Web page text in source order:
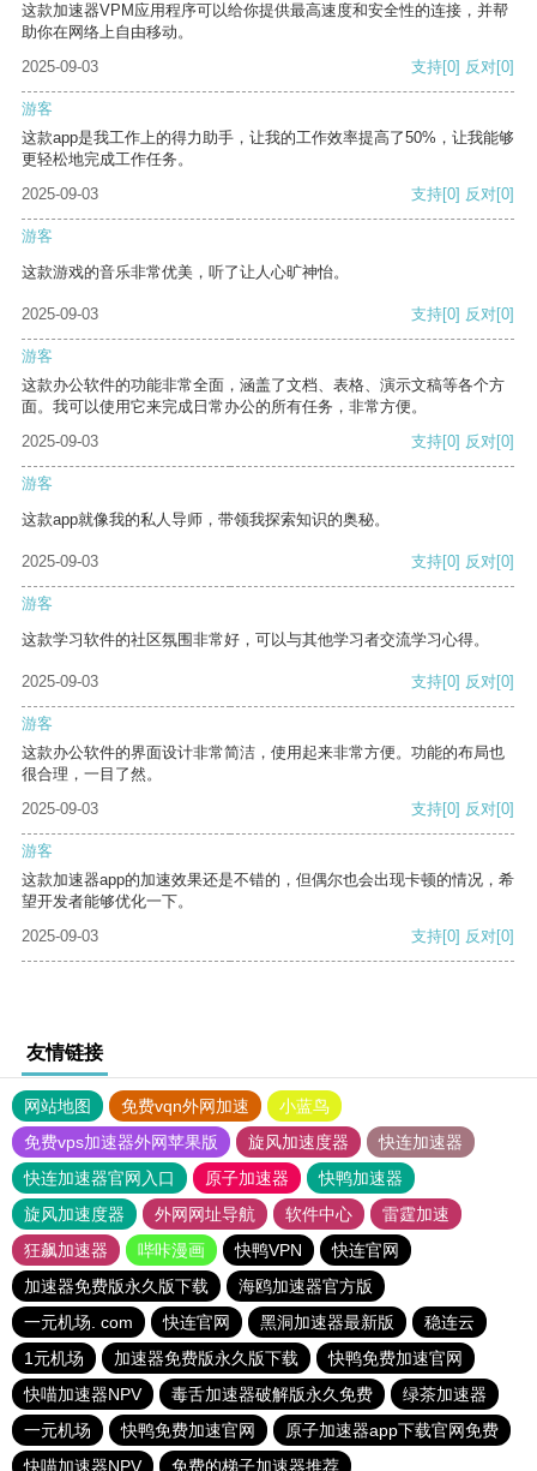
这款加速器VPM应用程序可以给你提供最高速度和安全性的连接，并帮
助你在网络上自由移动。
2025-09-03
支持[0] 反对[0]
游客
这款app是我工作上的得力助手，让我的工作效率提高了50%，让我能够
更轻松地完成工作任务。
2025-09-03
支持[0] 反对[0]
游客
这款游戏的音乐非常优美，听了让人心旷神怡。
2025-09-03 支持[0] 反对[0]
游客
这款办公软件的功能非常全面，涵盖了文档、表格、演示文稿等各个方
面。我可以使用它来完成日常办公的所有任务，非常方便。
2025-09-03
支持[0] 反对[0]
游客
这款app就像我的私人导师，带领我探索知识的奥秘。
2025-09-03 支持[0] 反对[0]
游客
这款学习软件的社区氛围非常好，可以与其他学习者交流学习心得。
2025-09-03 支持[0] 反对[0]
游客
这款办公软件的界面设计非常简洁，使用起来非常方便。功能的布局也
很合理，一目了然。
2025-09-03
支持[0] 反对[0]
游客
这款加速器app的加速效果还是不错的，但偶尔也会出现卡顿的情况，希
望开发者能够优化一下。
2025-09-03
支持[0] 反对[0]
友情链接
网站地图 免费vqn外网加速
小蓝鸟
免费vps加速器外网苹果版
旋风加速度器
快连加速器
快连加速器官网入口
原子加速器
快鸭加速器
旋风加速度器
外网网址导航 软件中心
雷霆加速
狂飙加速器
哔咔漫画 快鸭VPN
快连官网
加速器免费版永久版下载
海鸥加速器官方版
一元机场. com
快连官网 黑洞加速器最新版
稳连云
1元机场
加速器免费版永久版下载
快鸭免费加速官网
快喵加速器NPV
毒舌加速器破解版永久免费
绿茶加速器
一元机场
快鸭免费加速官网
原子加速器app下载官网免费
快喵加速器NPV
免费的梯子加速器推荐